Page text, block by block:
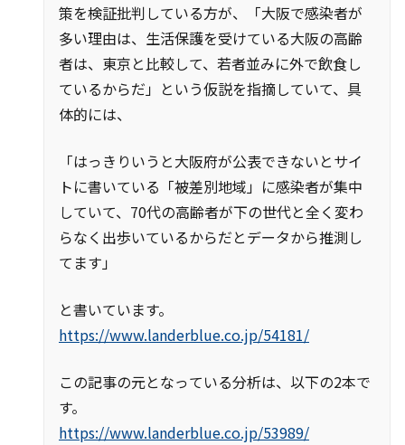
策を検証批判している方が、「大阪で感染者が
多い理由は、生活保護を受けている大阪の高齢
者は、東京と比較して、若者並みに外で飲食し
ているからだ」という仮説を指摘していて、具
体的には、
「はっきりいうと大阪府が公表できないとサイ
トに書いている「被差別地域」に感染者が集中
していて、70代の高齢者が下の世代と全く変わ
らなく出歩いているからだとデータから推測し
てます」
と書いています。
https://www.landerblue.co.jp/54181/
この記事の元となっている分析は、以下の2本で
す。
https://www.landerblue.co.jp/53989/